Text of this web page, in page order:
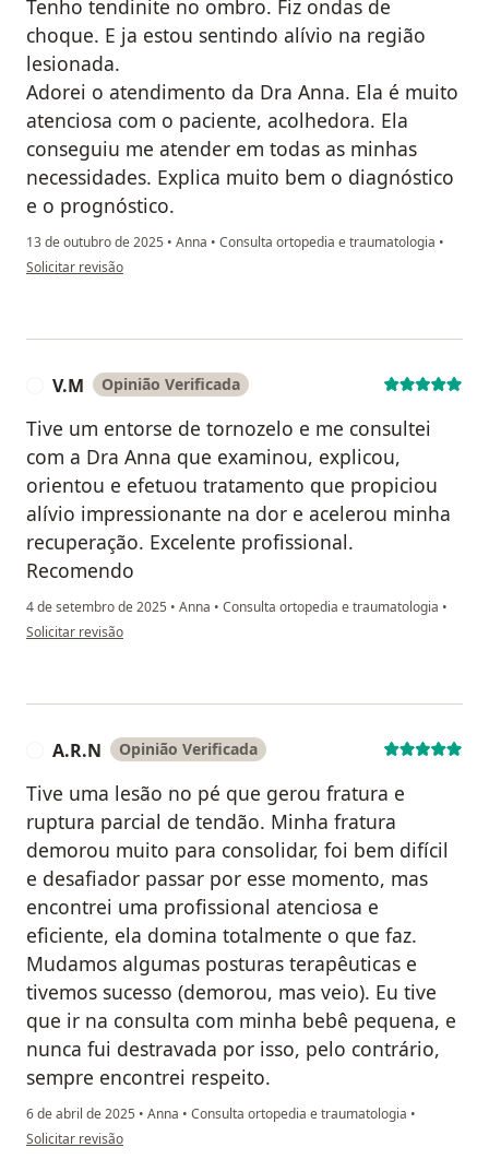
Tenho tendinite no ombro. Fiz ondas de
choque. E ja estou sentindo alívio na região
lesionada.
Adorei o atendimento da Dra Anna. Ela é muito
atenciosa com o paciente, acolhedora. Ela
conseguiu me atender em todas as minhas
necessidades. Explica muito bem o diagnóstico
e o prognóstico.
13 de outubro de 2025 • Anna • Consulta ortopedia e traumatologia •
na opinião do utilizador Andréa Bonfiglioli
Solicitar revisão
V.M Opinião Verificada
Tive um entorse de tornozelo e me consultei
com a Dra Anna que examinou, explicou,
orientou e efetuou tratamento que propiciou
alívio impressionante na dor e acelerou minha
recuperação. Excelente profissional.
Recomendo
4 de setembro de 2025 • Anna • Consulta ortopedia e traumatologia •
na opinião do utilizador V.M
Solicitar revisão
A.R.N Opinião Verificada
Tive uma lesão no pé que gerou fratura e
ruptura parcial de tendão. Minha fratura
demorou muito para consolidar, foi bem difícil
e desafiador passar por esse momento, mas
encontrei uma profissional atenciosa e
eficiente, ela domina totalmente o que faz.
Mudamos algumas posturas terapêuticas e
tivemos sucesso (demorou, mas veio). Eu tive
que ir na consulta com minha bebê pequena, e
nunca fui destravada por isso, pelo contrário,
sempre encontrei respeito.
6 de abril de 2025 • Anna • Consulta ortopedia e traumatologia •
na opinião do utilizador A.R.N
Solicitar revisão